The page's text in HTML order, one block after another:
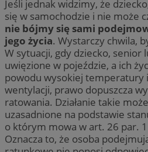
Jeśli jednak widzimy, że
się w samochodzie i nie może
nie bójmy się sami
jego życia. Wystarczy chwila,
W sytuacji, gdy dziecko, senior
uwięzione w pojeździe, a ich
powodu wysokiej temperatury
wentylacji, prawo dopuszcza
ratowania. Działanie takie
uzasadnione na podstawie
o którym mowa w art. 26 par.
Oznacza to, że osoba